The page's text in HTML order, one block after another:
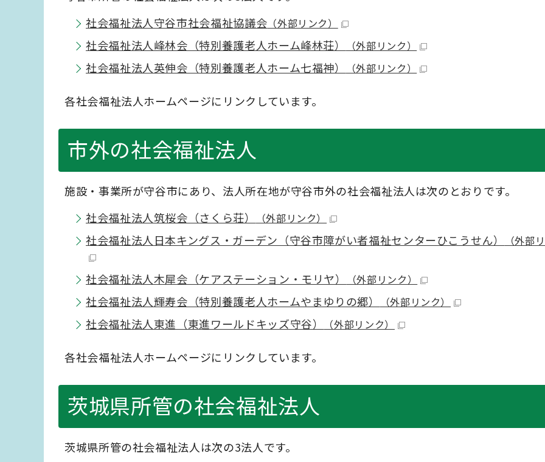
社会福祉法人守谷市社会福祉協議会 （外部リンク）
社会福祉法人峰林会（特別養護老人ホーム峰林荘） （外部リンク）
社会福祉法人英伸会（特別養護老人ホーム七福神） （外部リンク）
各社会福祉法人ホームページにリンクしています。
市外の社会福祉法人
施設・事業所が守谷市にあり、法人所在地が守谷市外の社会福祉法人は次のとおりです。
社会福祉法人筑桜会（さくら荘）
（外部リンク）
社会福祉法人日本キングス・ガーデン（守谷市障がい者福祉センターひこうせん） （外部
社会福祉法人木犀会（ケアステーション・モリヤ） （外部リンク）
社会福祉法人輝寿会（特別養護老人ホームやまゆりの郷） （外部リンク）
社会福祉法人東進（東進ワールドキッズ守谷） （外部リンク）
各社会福祉法人ホームページにリンクしています。
茨城県所管の社会福祉法人
茨城県所管の社会福祉法人は次の3法人です。